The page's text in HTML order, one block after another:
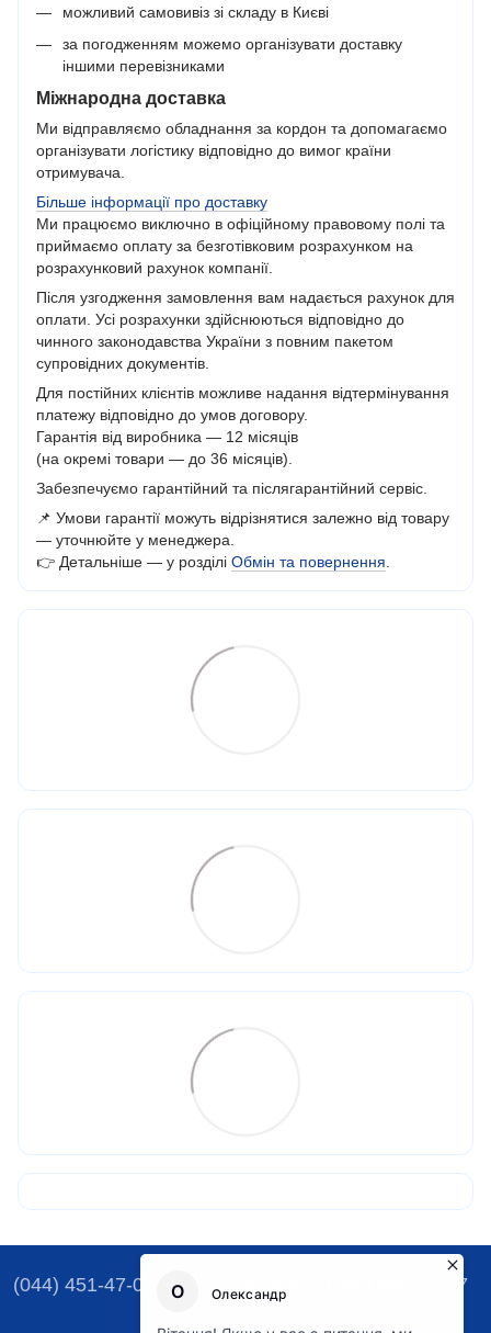
можливий самовивіз зі складу в Києві
за погодженням можемо організувати доставку
іншими перевізниками
Міжнародна доставка
Ми відправляємо обладнання за кордон та допомагаємо
організувати логістику відповідно до вимог країни
отримувача.
Більше інформації про доставку
Ми працюємо виключно в офіційному правовому полі та
приймаємо оплату за безготівковим розрахунком на
розрахунковий рахунок компанії.
Після узгодження замовлення вам надається рахунок для
оплати. Усі розрахунки здійснюються відповідно до
чинного законодавства України з повним пакетом
супровідних документів.
Для постійних клієнтів можливе надання відтермінування
платежу відповідно до умов договору.
Гарантія від виробника — 12 місяців
(на окремі товари — до 36 місяців).
Забезпечуємо гарантійний та післягарантійний сервіс.
📌 Умови гарантії можуть відрізнятися залежно від товару
— уточнюйте у менеджера.
👉 Детальніше — у розділі Обмін та повернення
(044) 451-47-07 (067) 329-16-47 (050) 493-57-77
Контактна інформація